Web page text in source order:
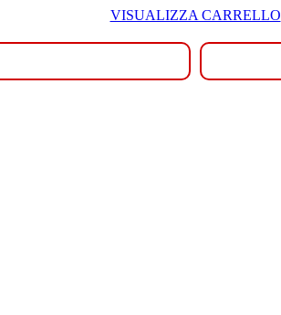
VISUALIZZA CARRELLO